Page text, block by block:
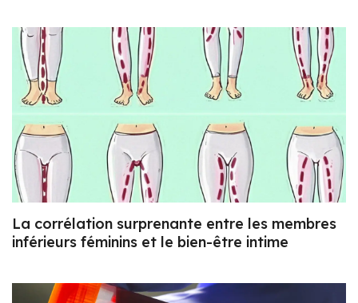
La corrélation surprenante entre les membres
inférieurs féminins et le bien-être intime